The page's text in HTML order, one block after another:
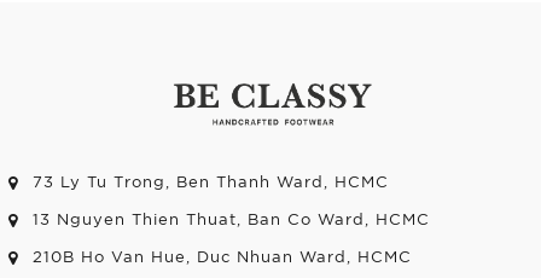
73 Ly Tu Trong, Ben Thanh Ward, HCMC
13 Nguyen Thien Thuat, Ban Co Ward, HCMC
210B Ho Van Hue, Duc Nhuan Ward, HCMC